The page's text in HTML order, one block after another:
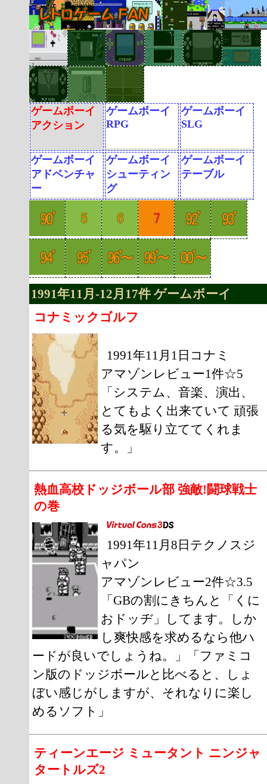
ゲームボーイ
アクション
ゲームボーイ
RPG
ゲームボーイ
SLG
ゲームボーイ
アドベンチャ
ー
ゲームボーイ
シューティン
グ
ゲームボーイ
テーブル
1991年11月-12月17件 ゲームボーイ
コナミックゴルフ
1991年11月1日コナミ
アマゾンレビュー1件☆5
「システム、音楽、演出、
とてもよく出来ていて 頑張
る気を駆り立ててくれま
す。」
熱血高校ドッジボール部 強敵!闘球戦士
の巻
1991年11月8日テクノスジ
ャパン
アマゾンレビュー2件☆3.5
「GBの割にきちんと「くに
おドッヂ」してます。しか
し爽快感を求めるなら他ハ
ードが良いでしょうね。」「ファミコ
ン版のドッジボールと比べると、しょ
ぼい感じがしますが、それなりに楽し
めるソフト」
ティーンエージ ミュータント ニンジャ
タートルズ2